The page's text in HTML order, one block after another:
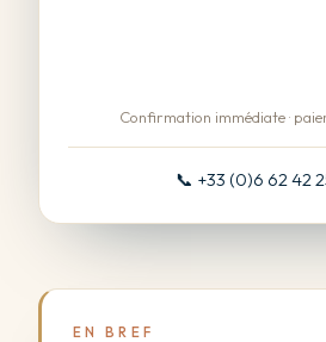
EN BREF
Confirmation immédiate ·
📞 +33 (0)6 62 42